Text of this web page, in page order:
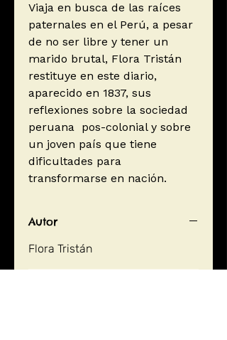
Viaja en busca de las raíces
paternales en el Perú, a pesar
de no ser libre y tener un
marido brutal, Flora Tristán
restituye en este diario,
aparecido en 1837, sus
reflexiones sobre la sociedad
peruana pos-colonial y sobre
un joven país que tiene
dificultades para
transformarse en nación.
Autor
Flora Tristán